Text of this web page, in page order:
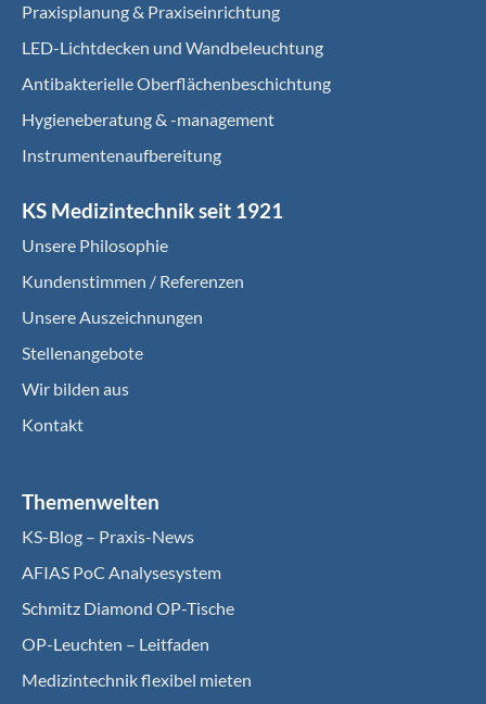
Praxisplanung & Praxiseinrichtung
LED-Lichtdecken und Wandbeleuchtung
Antibakterielle Oberflächenbeschichtung
Hygieneberatung & -management
Instrumentenaufbereitung
KS Medizintechnik seit 1921
Unsere Philosophie
Kundenstimmen / Referenzen
Unsere Auszeichnungen
Stellenangebote
Wir bilden aus
Kontakt
Themenwelten
KS-Blog – Praxis-News
AFIAS PoC Analysesystem
Schmitz Diamond OP-Tische
OP-Leuchten – Leitfaden
Medizintechnik flexibel mieten